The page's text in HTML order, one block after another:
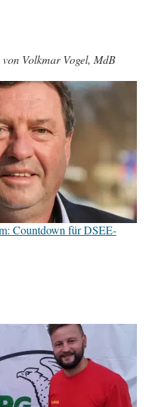
Volkmar Vogel, MdB
Countdown für DSEE-